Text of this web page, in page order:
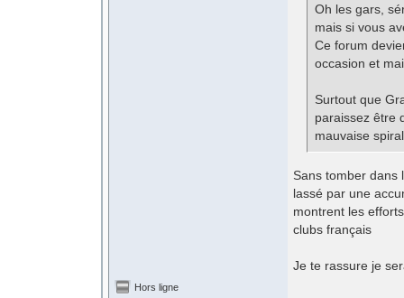
Oh les gars,
mais si vous
Ce forum
occasion et
Surtout que
paraissez être
mauvaise
Sans tomber dans
lassé par une
montrent les
clubs français
Je te rassure je
Hors ligne